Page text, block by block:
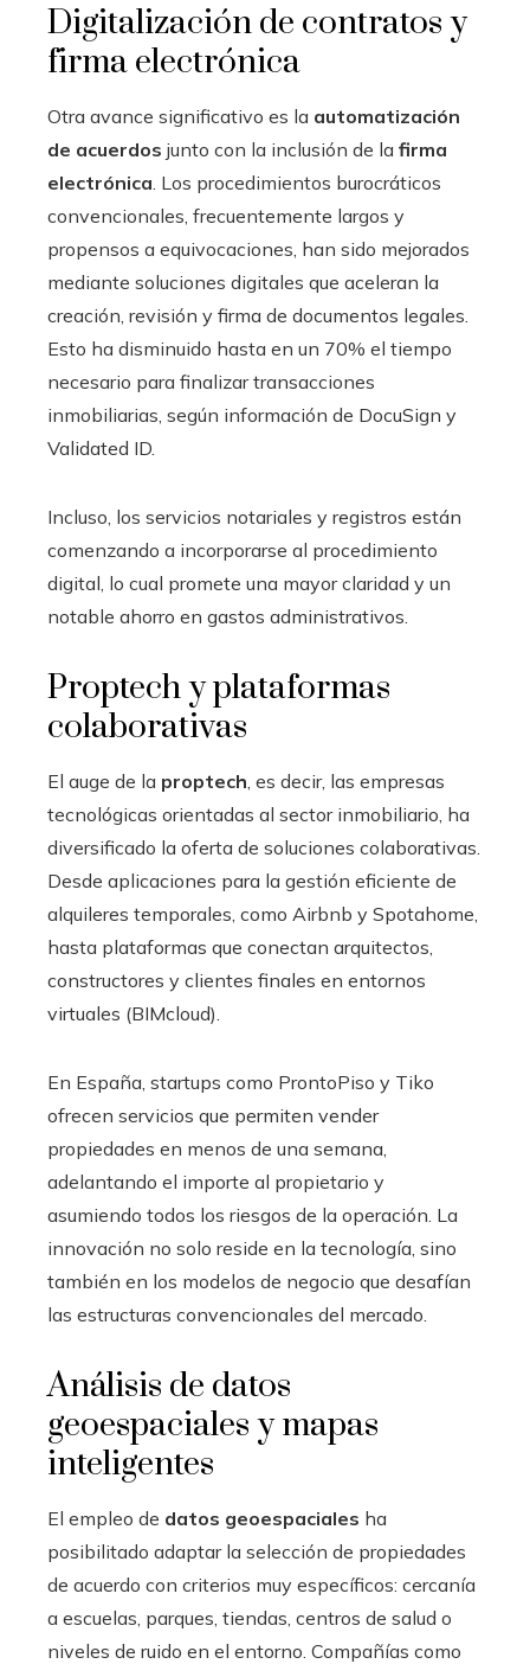
Digitalización de contratos y
firma electrónica
Otra avance significativo es la automatización
de acuerdos junto con la inclusión de la firma
electrónica . Los procedimientos burocráticos
convencionales, frecuentemente largos y
propensos a equivocaciones, han sido mejorados
mediante soluciones digitales que aceleran la
creación, revisión y firma de documentos legales.
Esto ha disminuido hasta en un 70% el tiempo
necesario para finalizar transacciones
inmobiliarias, según información de DocuSign y
Validated ID.
Incluso, los servicios notariales y registros están
comenzando a incorporarse al procedimiento
digital, lo cual promete una mayor claridad y un
notable ahorro en gastos administrativos.
Proptech y plataformas
colaborativas
El auge de la proptech , es decir, las empresas
tecnológicas orientadas al sector inmobiliario, ha
diversificado la oferta de soluciones colaborativas.
Desde aplicaciones para la gestión eficiente de
alquileres temporales, como Airbnb y Spotahome,
hasta plataformas que conectan arquitectos,
constructores y clientes finales en entornos
virtuales (BIMcloud).
En España, startups como ProntoPiso y Tiko
ofrecen servicios que permiten vender
propiedades en menos de una semana,
adelantando el importe al propietario y
asumiendo todos los riesgos de la operación. La
innovación no solo reside en la tecnología, sino
también en los modelos de negocio que desafían
las estructuras convencionales del mercado.
Análisis de datos
geoespaciales y mapas
inteligentes
El empleo de datos geoespaciales ha
posibilitado adaptar la selección de propiedades
de acuerdo con criterios muy específicos: cercanía
a escuelas, parques, tiendas, centros de salud o
niveles de ruido en el entorno. Compañías como